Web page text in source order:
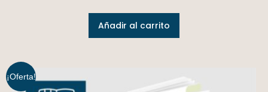
Añadir al carrito
¡Oferta!